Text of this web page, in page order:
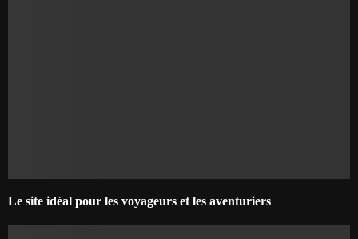
Le site idéal pour les voyageurs et les aventuriers